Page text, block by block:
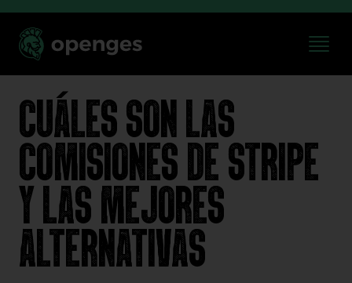
CUÁLES SON LAS
COMISIONES DE STRIPE
Y LAS MEJORES
ALTERNATIVAS